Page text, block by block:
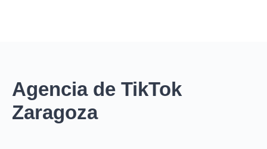
Agencia de TikTok
Zaragoza